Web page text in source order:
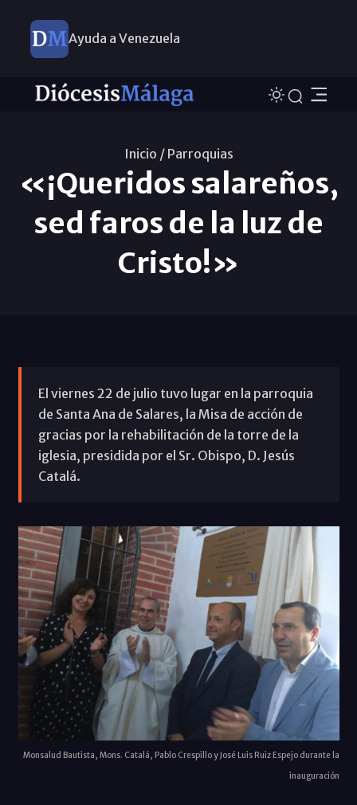
Ayuda a Venezuela
Inicio / Parroquias
«¡Queridos salareños,
sed faros de la luz de
Cristo!»
El viernes 22 de julio tuvo lugar en la parroquia
de Santa Ana de Salares, la Misa de acción de
gracias por la rehabilitación de la torre de la
iglesia, presidida por el Sr. Obispo, D. Jesús
Catalá.
Monsalud Bautista, Mons. Catalá, Pablo Crespillo y José Luis Ruiz Espejo durante la
inauguración